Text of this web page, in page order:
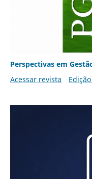
Perspectivas em
Acessar revista